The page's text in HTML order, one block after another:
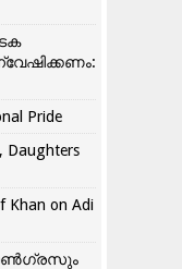
Pride
Daughters
Khan on Adi